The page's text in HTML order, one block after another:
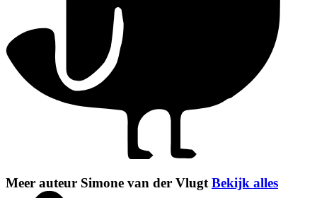
Meer auteur Simone van der Vlugt Bekijk alles